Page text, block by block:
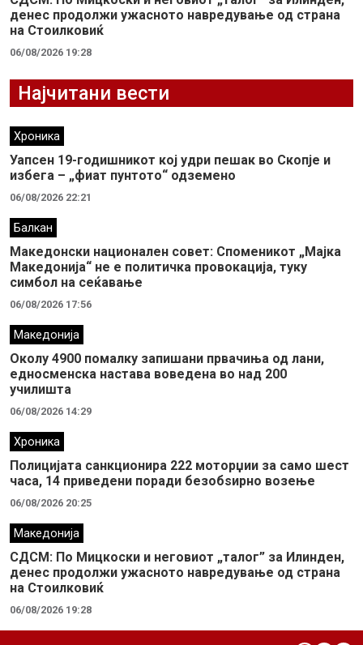
денес продолжи ужасното навредување од страна
на Стоилковиќ
06/08/2026 19:28
Најчитани вести
Хроника
Уапсен 19-годишникот кој удри пешак во Скопје и
избега – „фиат пунтото“ одземено
06/08/2026 22:21
Балкан
Македонски национален совет: Споменикот „Мајка
Македонија“ не е политичка провокација, туку
симбол на сеќавање
06/08/2026 17:56
Македонија
Околу 4900 помалку запишани првачиња од лани,
едносменска настава воведена во над 200
училишта
06/08/2026 14:29
Хроника
Полицијата санкционира 222 моторџии за само шест
часа, 14 приведени поради безобѕирно возење
06/08/2026 20:25
Македонија
СДСМ: По Мицкоски и неговиот „талог” за Илинден,
денес продолжи ужасното навредување од страна
на Стоилковиќ
06/08/2026 19:28